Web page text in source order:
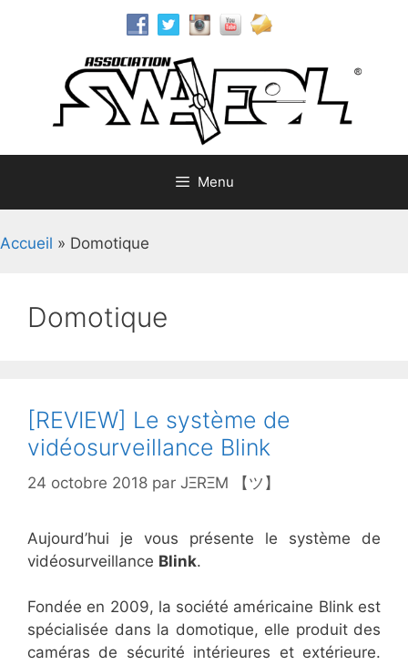
Menu
Accueil » Domotique
Domotique
[REVIEW] Le système de
vidéosurveillance Blink
24 octobre 2018 par JΞRΞM 【ツ】
Aujourd’hui je vous présente le système de
vidéosurveillance Blink.
Fondée en 2009, la société américaine Blink est
spécialisée dans la domotique, elle produit des
caméras de sécurité intérieures et extérieure.